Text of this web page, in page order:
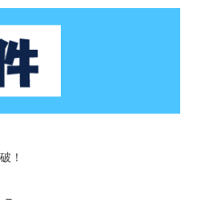
！